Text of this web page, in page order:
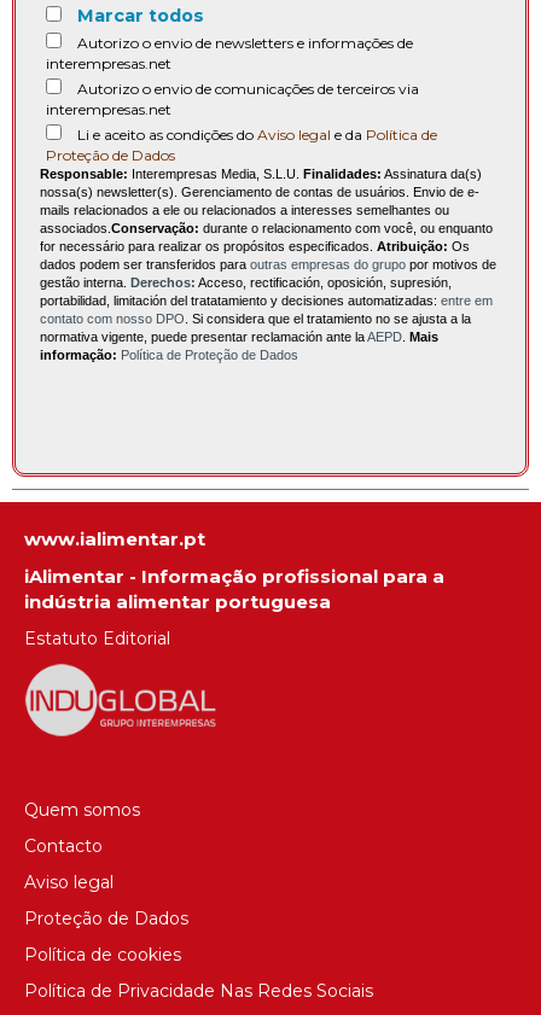
Marcar todos
Autorizo o envio de newsletters e informações de
interempresas.net
Autorizo o envio de comunicações de terceiros via
interempresas.net
Li e aceito as condições do Aviso legal e da Política de
Proteção de Dados
Responsable: Interempresas Media, S.L.U. Finalidades: Assinatura da(s)
nossa(s) newsletter(s). Gerenciamento de contas de usuários. Envio de e-
mails relacionados a ele ou relacionados a interesses semelhantes ou
associados. Conservação: durante o relacionamento com você, ou enquanto
for necessário para realizar os propósitos especificados. Atribuição: Os
dados podem ser transferidos para outras empresas do grupo por motivos de
gestão interna. Derechos: Acceso, rectificación, oposición, supresión,
portabilidad, limitación del tratatamiento y decisiones automatizadas: entre em
contato com nosso DPO . Si considera que el tratamiento no se ajusta a la
normativa vigente, puede presentar reclamación ante laAEPD Mais
informação: Política de Proteção de Dados
www.ialimentar.pt
iAlimentar - Informação profissional para a
indústria alimentar portuguesa
Estatuto Editorial
Quem somos
Contacto
Aviso legal
Proteção de Dados
Política de cookies
Política de Privacidade Nas Redes Sociais